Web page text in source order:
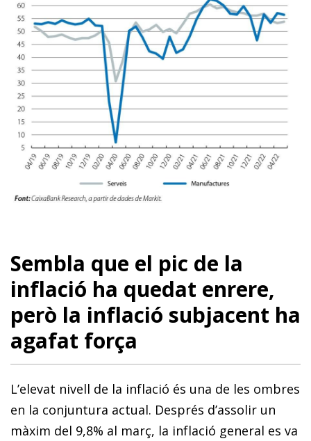
Sembla que el pic de la
inflació ha quedat enrere,
però la inflació subjacent ha
agafat força
L’elevat nivell de la inflació és una de les ombres
en la conjuntura actual. Després d’assolir un
màxim del 9,8% al març, la inflació general es va